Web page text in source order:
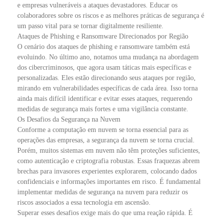
e empresas vulneráveis a ataques devastadores. Educar os
colaboradores sobre os riscos e as melhores práticas de segurança é
um passo vital para se tornar digitalmente resiliente.
Ataques de Phishing e Ransomware Direcionados por Região
O cenário dos ataques de phishing e ransomware também está
evoluindo. No último ano, notamos uma mudança na abordagem
dos cibercriminosos, que agora usam táticas mais específicas e
personalizadas. Eles estão direcionando seus ataques por região,
mirando em vulnerabilidades específicas de cada área. Isso torna
ainda mais difícil identificar e evitar esses ataques, requerendo
medidas de segurança mais fortes e uma vigilância constante.
Os Desafios da Segurança na Nuvem
Conforme a computação em nuvem se torna essencial para as
operações das empresas, a segurança da nuvem se torna crucial.
Porém, muitos sistemas em nuvem não têm proteções suficientes,
como autenticação e criptografia robustas. Essas fraquezas abrem
brechas para invasores experientes explorarem, colocando dados
confidenciais e informações importantes em risco. É fundamental
implementar medidas de segurança na nuvem para reduzir os
riscos associados a essa tecnologia em ascensão.
Superar esses desafios exige mais do que uma reação rápida. É